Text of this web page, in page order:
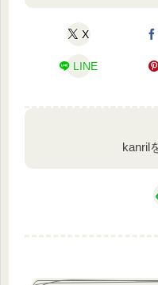
X
LINE
kanril